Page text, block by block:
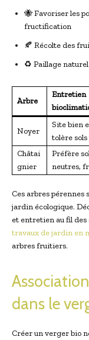
🐝 Favoriser les
fructification
🍂 Récolte des
♻️ Paillage
Arbre
Entretien
Noyer
Site bien
tolère
Châtai
gnier
Préfère
neutres,
Ces arbres
jardin écologique.
et entretien au fil
travaux de jardin en
arbres fruitiers.
dans le
Créer un verger bio